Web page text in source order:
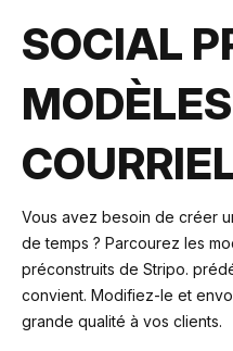
SOCIAL
Vous avez besoin de créer
de temps ? Parcourez les
préconstruits de Stripo.
convient. Modifiez-le et
grande qualité à vos clients.